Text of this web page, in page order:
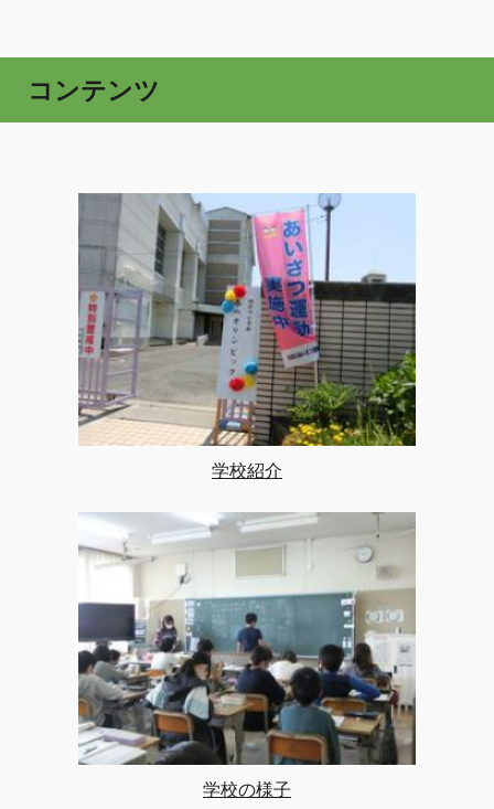
コンテンツ
学校紹介
学校の様子